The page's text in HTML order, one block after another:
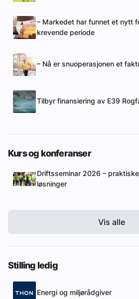
– Markedet har funnet et nytt
krevende periode
– Nå er snuoperasjonen et
Tilbyr finansiering av E39
Kurs og konferanser
Driftsseminar 2026 –
løsninger
Vis alle
Stilling ledig
Energi og miljørådgiver